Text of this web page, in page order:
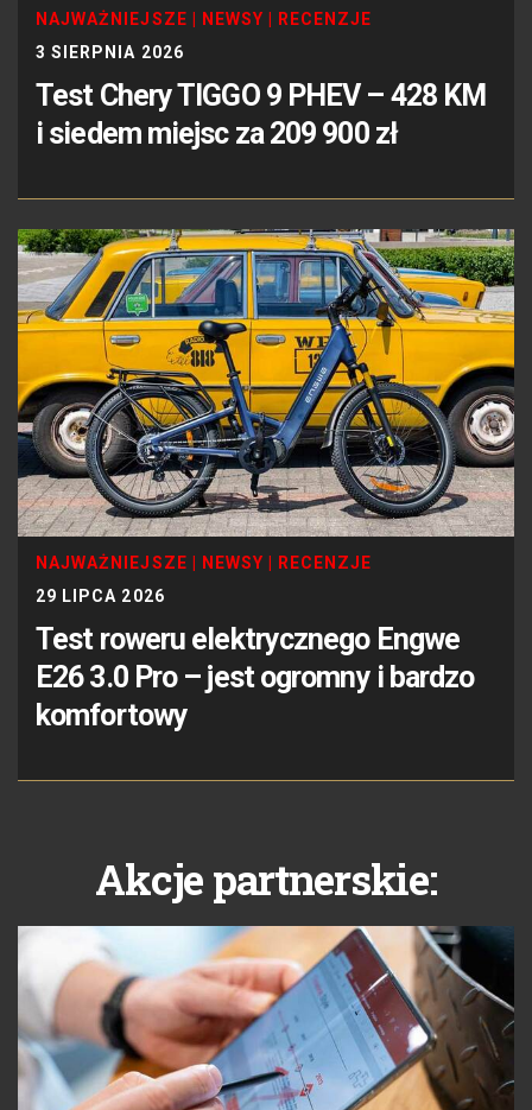
NAJWAŻNIEJSZE NEWSY
RECENZJE
3 SIERPNIA 2026
Test Chery TIGGO 9 PHEV – 428 KM
i siedem miejsc za 209 900 zł
NAJWAŻNIEJSZE NEWSY
RECENZJE
29 LIPCA 2026
Test roweru elektrycznego Engwe
E26 3.0 Pro – jest ogromny i bardzo
komfortowy
Akcje partnerskie: